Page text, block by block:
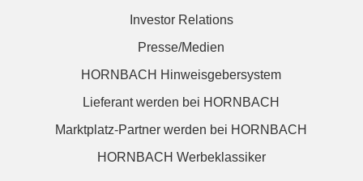
Investor Relations
Presse/Medien
HORNBACH Hinweisgebersystem
Lieferant werden bei HORNBACH
Marktplatz-Partner werden bei HORNBACH
HORNBACH Werbeklassiker